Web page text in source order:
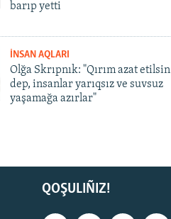
barıp yetti
İNSAN AQLARI
Olğa Skrıpnık: "Qırım azat etilsin
dep, insanlar yarıqsız ve suvsuz
yaşamağa azırlar"
QOŞULIÑIZ!